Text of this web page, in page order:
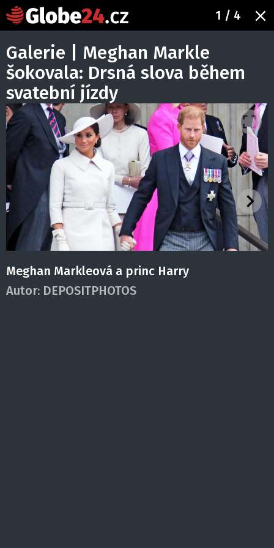
1 / 4
Galerie | Meghan Markle
šokovala: Drsná slova během
svatební jízdy
Meghan Markleová a princ Harry
Autor: DEPOSITPHOTOS